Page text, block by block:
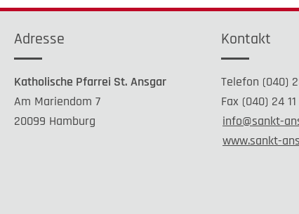
Adresse
Katholische Pfarrei St. Ansgar
Am Mariendom 7
20099 Hamburg
Kontakt
Telefon (040)
Fax (040) 24
info@sankt-
www.sankt-